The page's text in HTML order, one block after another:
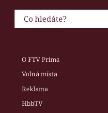
O FTV Prima
Volná místa
Reklama
HbbTV